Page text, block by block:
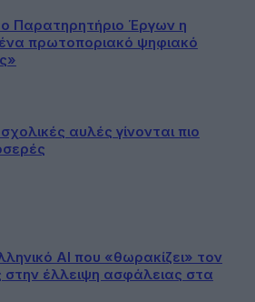
Παρατηρητήριο Έργων η
πρωτοποριακό ψηφιακό
αυλές γίνονται πιο
AI που «θωρακίζει» τον
έλλειψη ασφάλειας στα